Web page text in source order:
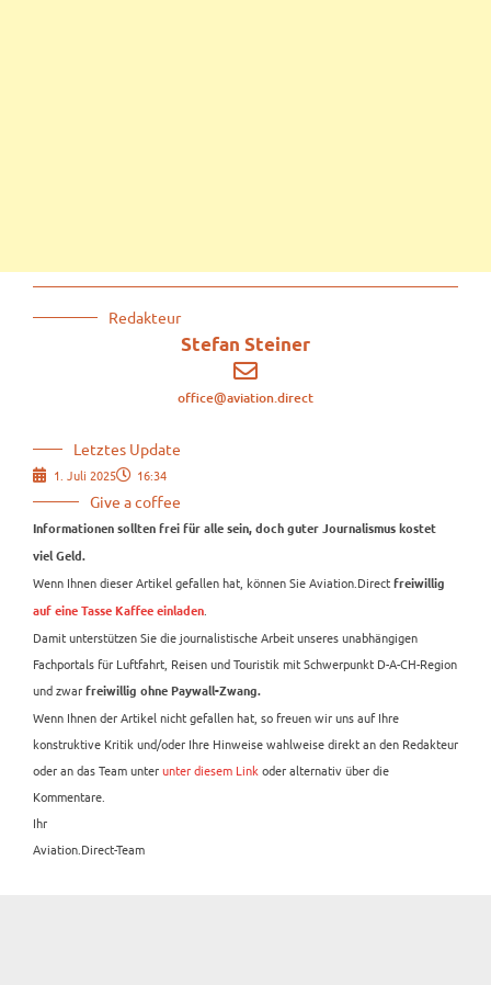
Redakteur
Stefan Steiner
office@aviation.direct
Letztes Update
1. Juli 2025 16:34
Give a coffee
Informationen sollten frei für alle sein, doch guter Journalismus kostet
viel Geld.
Wenn Ihnen dieser Artikel gefallen hat, können Sie Aviation.Direct freiwillig
auf eine Tasse Kaffee einladen
Damit unterstützen Sie die journalistische Arbeit unseres unabhängigen
Fachportals für Luftfahrt, Reisen und Touristik mit Schwerpunkt D-A-CH-Region
und zwar freiwillig ohne Paywall-Zwang.
Wenn Ihnen der Artikel nicht gefallen hat, so freuen wir uns auf Ihre
konstruktive Kritik und/oder Ihre Hinweise wahlweise direkt an den Redakteur
oder an das Team unterunter diesem Link oder alternativ über die
Kommentare.
Ihr
Aviation.Direct-Team